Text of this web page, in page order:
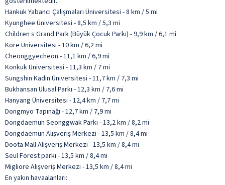
Hankuk Yabancı Çalışmaları Üniversitesi - 8 km / 5 mi
Kyunghee Üniversitesi - 8,5 km / 5,3 mi
Children s Grand Park (Büyük Çocuk Parkı) - 9,9 km / 6,1 mi
Kore Üniversitesi - 10 km / 6,2 mi
Cheonggyecheon - 11,1 km / 6,9 mi
Konkuk Üniversitesi - 11,3 km / 7 mi
Sungshin Kadın Üniversitesi - 11,7 km / 7,3 mi
Bukhansan Ulusal Parkı - 12,3 km / 7,6 mi
Hanyang Üniversitesi - 12,4 km / 7,7 mi
Dongmyo Tapınağı - 12,7 km / 7,9 mi
Dongdaemun Seonggwak Parkı - 13,2 km / 8,2 mi
Dongdaemun Alışveriş Merkezi - 13,5 km / 8,4 mi
Doota Mall Alışveriş Merkezi - 13,5 km / 8,4 mi
Seul Forest parkı - 13,5 km / 8,4 mi
Migliore Alışveriş Merkezi - 13,5 km / 8,4 mi
En yakın havaalanları: